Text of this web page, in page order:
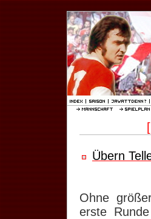
[
Übern
Ohne
erste